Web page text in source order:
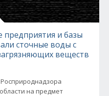
и базы
сточные воды с
веществ
на предмет